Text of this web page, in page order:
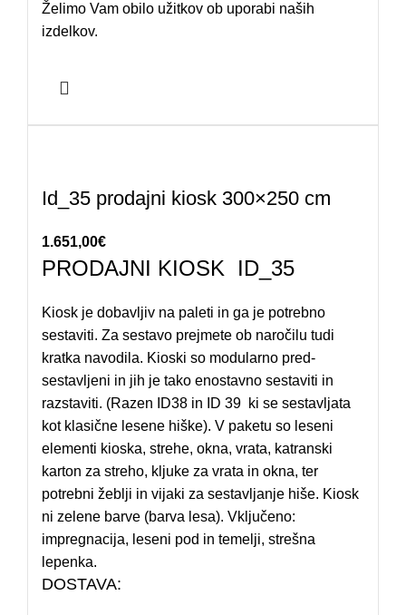
Želimo Vam obilo užitkov ob uporabi naših
izdelkov.
Id_35 prodajni kiosk 300×250 cm
1.651,00€
PRODAJNI KIOSK ID_35
Kiosk je dobavljiv na paleti in ga je potrebno
sestaviti. Za sestavo prejmete ob naročilu tudi
kratka navodila. Kioski so modularno pred-
sestavljeni in jih je tako enostavno sestaviti in
razstaviti. (Razen ID38 in ID 39 ki se sestavljata
kot klasične lesene hiške). V paketu so leseni
elementi kioska, strehe, okna, vrata, katranski
karton za streho, kljuke za vrata in okna, ter
potrebni žeblji in vijaki za sestavljanje hiše. Kiosk
ni zelene barve (barva lesa). Vključeno:
impregnacija, leseni pod in temelji, strešna
lepenka.
DOSTAVA: